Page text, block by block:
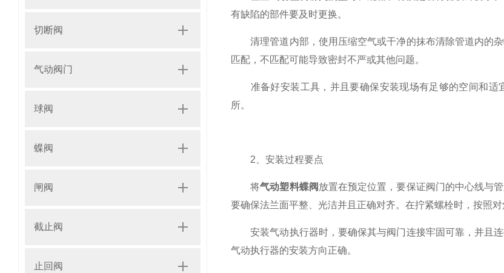
切断阀
气动阀门
球阀
蝶阀
闸阀
截止阀
止回阀
有缺陷的部件要及时更换。
清理管道内部，使用压缩空气或干净的抹布清除管道内的杂
匹配，不匹配可能导致密封不严或其他问题。
准备好安装工具，并且要确保安装现场有足够的空间和适
所。
2、安装过程要点
将气动塑料蝶阀放置在预定位置，要保证阀门的中心线与
要确保法兰面平整、光洁并且正确对齐。在拧紧螺栓时，按照
安装气动执行器时，要确保其与阀门连接牢固可靠，并且连
气动执行器的安装方向正确。